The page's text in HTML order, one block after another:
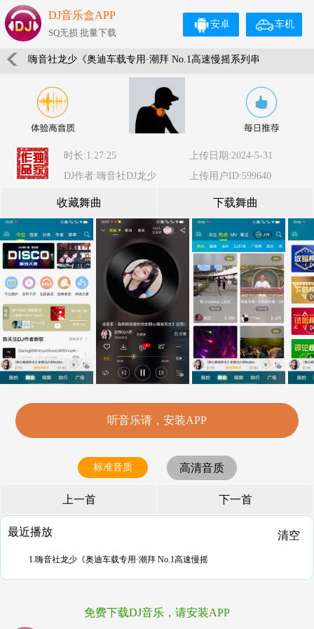
DJ音乐盒APP
SQ无损 批量下载
车机
安卓
嗨音社龙少《奥迪车载专用·潮拜 No.1高速慢摇系列串
烧》
时长:1:27:25
上传日期:2024-5-31
DJ作者:嗨音社DJ龙少
上传用户ID:599640
收藏舞曲 下载舞曲
听音乐请，安装APP
标准音质 高清音质
上一首 下一首
最近播放 清空
1.嗨音社龙少《奥迪车载专用·潮拜 No.1高速慢摇
免费下载DJ音乐，请安装APP